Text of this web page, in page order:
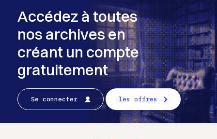
Accédez à toutes
nos archives en
créant un compte
gratuitement
Se connecter les offres